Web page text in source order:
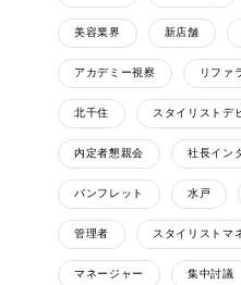
美容業界 新店舗
アカデミー視察 リファ
北千住 スタイリストデ
内定者懇親会 社長イン
バンフレット 水戸
管理者 スタイリストマ
マネージャー 集中討議